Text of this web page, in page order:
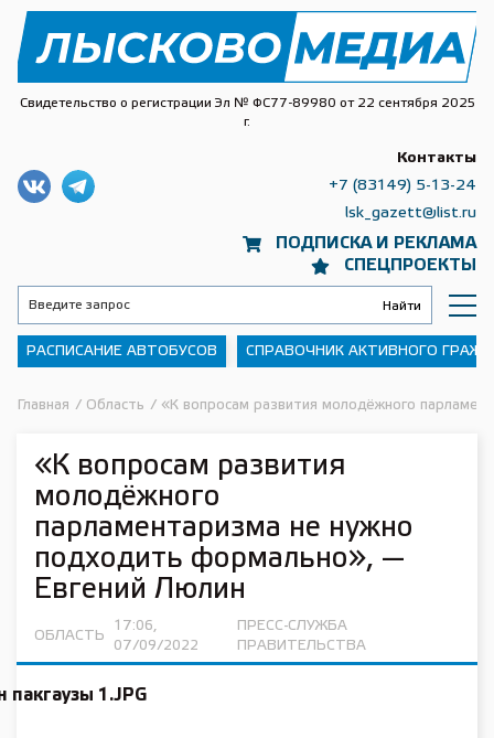
Свидетельство о регистрации Эл № ФС77-89980 от 22 сентября 2025
г.
ПОДПИСКА И РЕКЛАМА
СПЕЦПРОЕКТЫ
Контакты
+7 (83149) 5-13-24
lsk_gazett@list.ru
РАСПИСАНИЕ АВТОБУСОВ СПРАВОЧНИК АКТИВНОГО
Главная / Область / «К вопросам развития молодёжного
«К вопросам развития
молодёжного
парламентаризма не нужно
подходить формально», —
Евгений Люлин
ОБЛАСТЬ
17:06,
07/09/2022
ПРЕСС-СЛУЖБА
ПРАВИТЕЛЬСТВА